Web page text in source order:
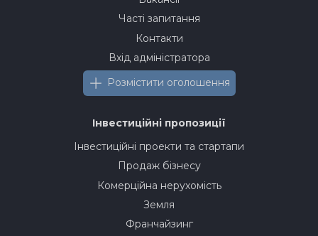
Часті запитання
Контакти
Вхід адміністратора
Розмістити оголошення
Інвестиційні пропозиції
Інвестиційні проекти та стартапи
Продаж бізнесу
Комерційна нерухомість
Земля
Франчайзинг